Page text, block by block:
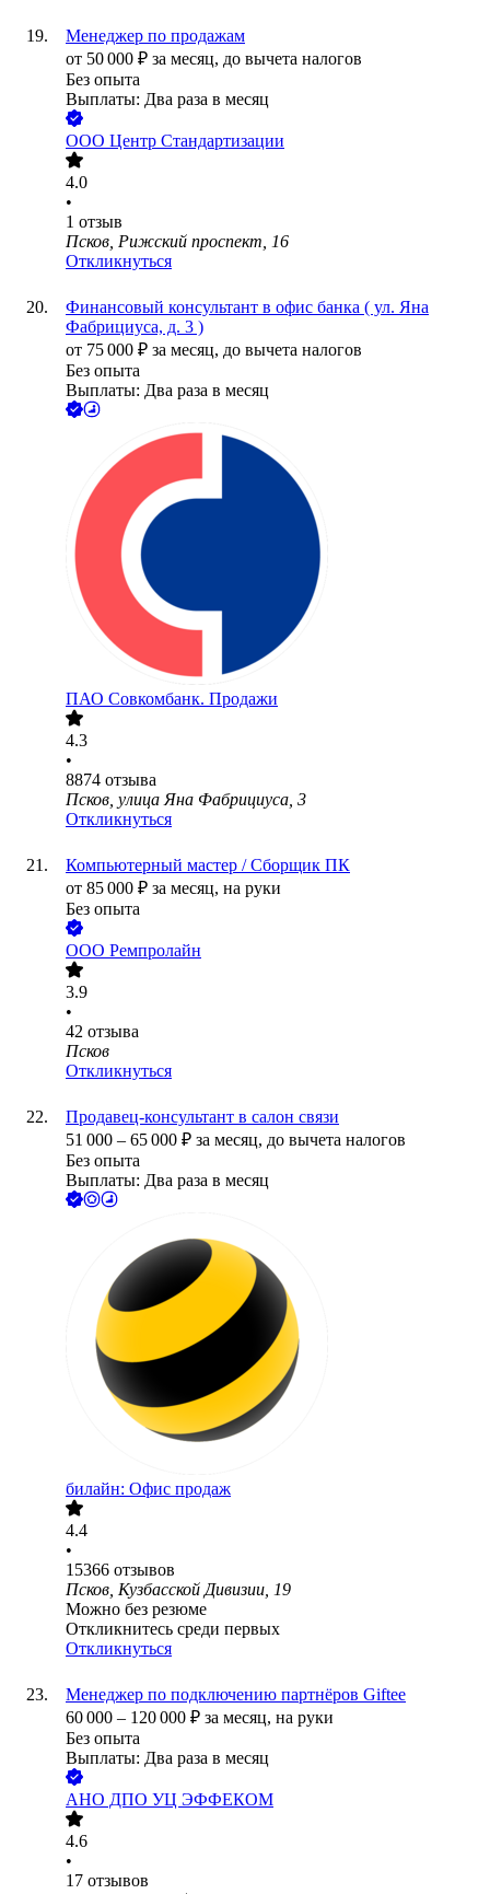
Менеджер по продажам
от 50 000 ₽ за месяц, до вычета налогов
Без опыта
Выплаты: Два раза в месяц
ООО Центр Стандартизации
4.0
•
1 отзыв
Псков, Рижский проспект, 16
Откликнуться
Финансовый консультант в офис банка ( ул. Яна
Фабрициуса, д. 3 )
от 75 000 ₽ за месяц, до вычета налогов
Без опыта
Выплаты: Два раза в месяц
ПАО Совкомбанк. Продажи
4.3
•
8874 отзыва
Псков, улица Яна Фабрициуса, 3
Откликнуться
Компьютерный мастер / Сборщик ПК
от 85 000 ₽ за месяц, на руки
Без опыта
ООО Ремпролайн
3.9
•
42 отзыва
Псков
Откликнуться
Продавец-консультант в салон связи
51 000 – 65 000 ₽ за месяц, до вычета налогов
Без опыта
Выплаты: Два раза в месяц
билайн: Офис продаж
4.4
•
15366 отзывов
Псков, Кузбасской Дивизии, 19
Можно без резюме
Откликнитесь среди первых
Откликнуться
Менеджер по подключению партнёров Giftee
60 000 – 120 000 ₽ за месяц, на руки
Без опыта
Выплаты: Два раза в месяц
АНО ДПО УЦ ЭФФЕКОМ
4.6
•
17 отзывов